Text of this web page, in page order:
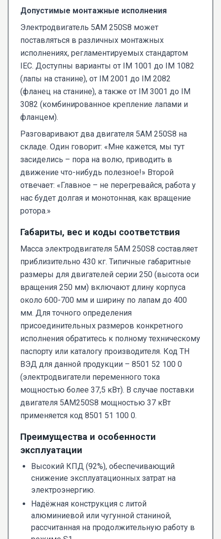
Допустимые монтажные исполнения
Электродвигатель 5AM 250S8 может
поставляться в различных монтажных
исполнениях, регламентируемых стандартом
IEC. Доступны варианты от IM 1001 до IM 1082
(лапы на станине), от IM 2001 до IM 2082
(фланец на станине), а также от IM 3001 до IM
3082 (комбинированное крепление лапами и
фланцем).
Разговаривают два двигателя 5AM 250S8 на
складе. Один говорит: «Мне кажется, мы тут
засиделись – пора на волю, приводить в
движение что-нибудь полезное!» Второй
отвечает: «Главное – не перегревайся, работа у
нас будет долгая и монотонная, как вращение
ротора.»
Габариты, вес и коды соответствия
Масса электродвигателя 5AM 250S8 составляет
приблизительно 430 кг. Типичные габаритные
размеры для двигателей серии 250 (высота оси
вращения 250 мм) включают длину корпуса
около 600-700 мм и ширину по лапам до 400
мм. Для точного определения
присоединительных размеров конкретного
исполнения обратитесь к полному техническому
паспорту или каталогу производителя. Код ТН
ВЭД для данной продукции – 8501 52 100 0
(электродвигатели переменного тока
мощностью более 37,5 кВт). В случае поставки
двигателя 5AM250S8 мощностью 37 кВт
применяется код 8501 51 100 0.
Преимущества и особенности
эксплуатации
Высокий КПД (92%), обеспечивающий
снижение эксплуатационных затрат на
электроэнергию.
Надёжная конструкция с литой
алюминиевой или чугунной станиной,
рассчитанная на продолжительную работу в